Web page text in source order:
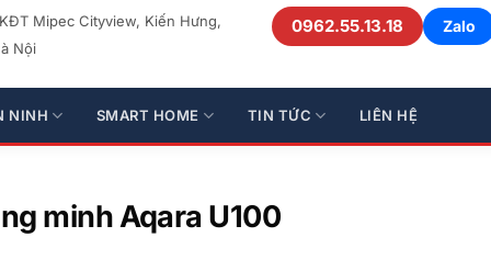
Mipec Cityview, Kiến Hưng,
Nội
0962.55.13.18 Zalo
NINH SMART HOME TIN TỨC LIÊN HỆ
minh Aqara U100